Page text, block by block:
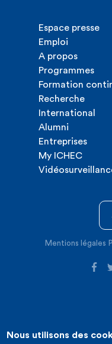
Espace presse
Emploi
A propos
Programmes
Formation
Recherche
International
Alumni
Entreprises
My ICHEC
Mentions légales
©2026 ICHEC |
Nous utilisons des